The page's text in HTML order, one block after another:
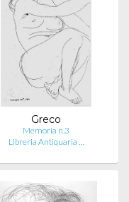
Greco
Memoria n.3
Libreria Antiquaria …